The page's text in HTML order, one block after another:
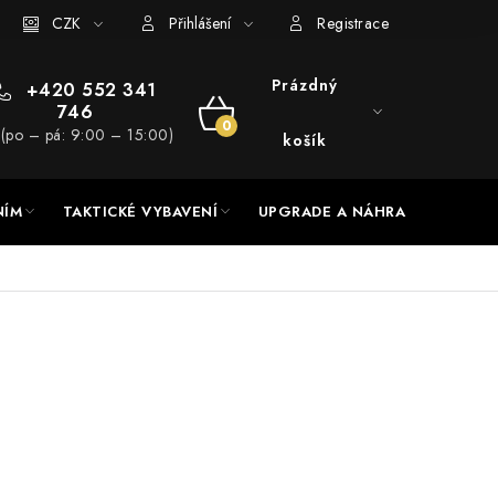
a servis Hodnocení obchodu
CZK Přihlášení Registrace
+420 552 341
746
(po – pá: 9:00 – 15:00)
NÁKUPNÍ
Prázdný
košík
TAKTICKÉ VYBAVENÍ UPGRADE A NÁHRADNÍ DÍLY